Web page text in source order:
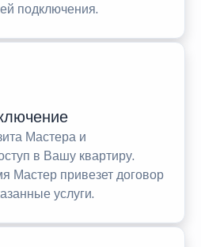
подключения.
Мастера и
в Вашу квартиру.
Мастер привезет договор
услуги.